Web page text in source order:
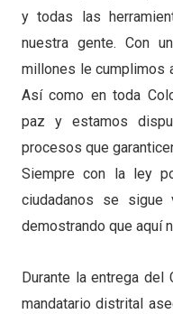
y todas las
nuestra gente. Con
millones le cumplimos
Así como en toda
paz y estamos
procesos que
Siempre con la ley
ciudadanos se sigue
demostrando que aquí
Durante la entrega del
mandatario distrital